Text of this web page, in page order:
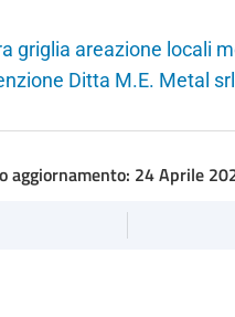
griglia areazione locali
Ditta M.E. Metal
aggiornamento: 24 Aprile